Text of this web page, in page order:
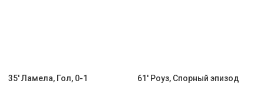
35' Ламела, Гол, 0-1 61' Роуз, Спорный эпизод